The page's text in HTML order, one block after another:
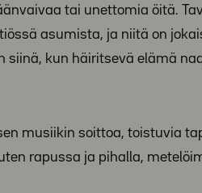
tai unettomia öitä.
asumista, ja niitä on
siinä, kun häiritsevä elämä
musiikin soittoa, toistuvia
rapussa ja pihalla,